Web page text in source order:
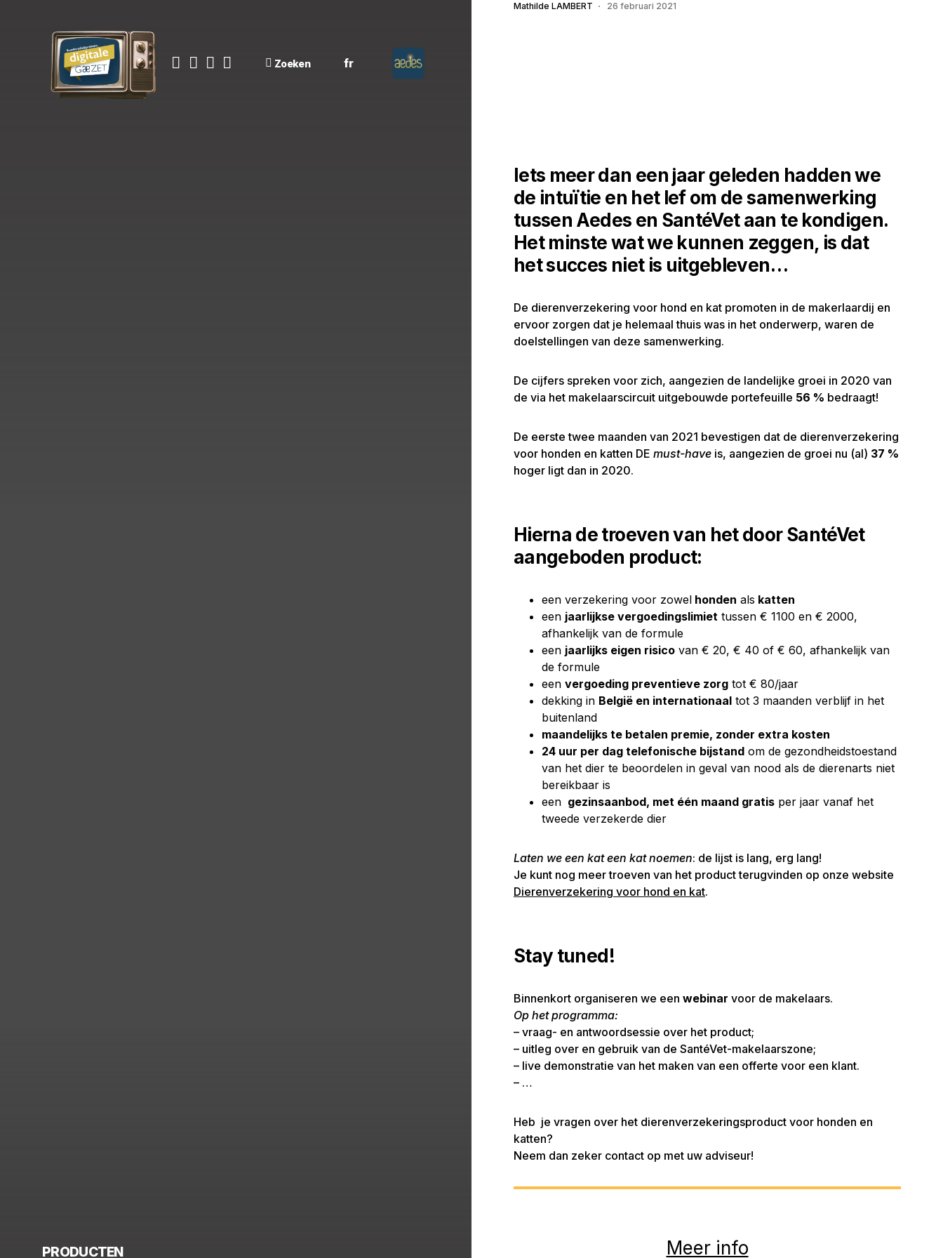
Zoeken fr
PRODUCTEN
Mathilde LAMBERT 26 februari 2021
Iets meer dan een jaar geleden hadden we
de intuïtie en het lef om de samenwerking
tussen Aedes en SantéVet aan te kondigen.
Het minste wat we kunnen zeggen, is dat
het succes niet is uitgebleven…
De dierenverzekering voor hond en kat promoten in de makerlaardij en
ervoor zorgen dat je helemaal thuis was in het onderwerp, waren de
doelstellingen van deze samenwerking.
De cijfers spreken voor zich, aangezien de landelijke groei in 2020 van
de via het makelaarscircuit uitgebouwde portefeuille 56 % bedraagt!
De eerste twee maanden van 2021 bevestigen dat de dierenverzekering
voor honden en katten DE must-have is, aangezien de groei nu (al) 37 %
hoger ligt dan in 2020.
Hierna de troeven van het door SantéVet
aangeboden product:
een verzekering voor zowel honden als katten
een jaarlijkse vergoedingslimiet tussen € 1100 en € 2000,
afhankelijk van de formule
een jaarlijks eigen risico van € 20, € 40 of € 60, afhankelijk van
de formule
een vergoeding preventieve zorg tot € 80/jaar
dekking in België en internationaal tot 3 maanden verblijf in het
buitenland
maandelijks te betalen premie, zonder extra kosten
24 uur per dag telefonische bijstand om de gezondheidstoestand
van het dier te beoordelen in geval van nood als de dierenarts niet
bereikbaar is
een gezinsaanbod, met één maand gratis per jaar vanaf het
tweede verzekerde dier
Laten we een kat een kat noemen​: de lijst is lang, erg lang!
Je kunt nog meer troeven van het product terugvinden op onze website
Dierenverzekering voor hond en kat.
Stay tuned!
Binnenkort organiseren we een webinar voor de makelaars.
Op het programma:
– vraag- en antwoordsessie over het product;
– uitleg over en gebruik van de SantéVet-makelaarszone;
– live demonstratie van het maken van een offerte voor een klant.
– …
Heb je vragen over het dierenverzekeringsproduct voor honden en
katten?
Neem dan zeker contact op met uw adviseur!
Meer info